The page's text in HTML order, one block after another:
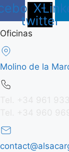
X-
twitter
Oficinas
Molino de la